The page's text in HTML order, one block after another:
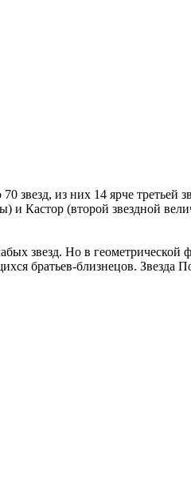
звезд, из них 14 ярче третьей
и Кастор (второй звездной
звезд. Но в
братьев-близнецов. Звезда